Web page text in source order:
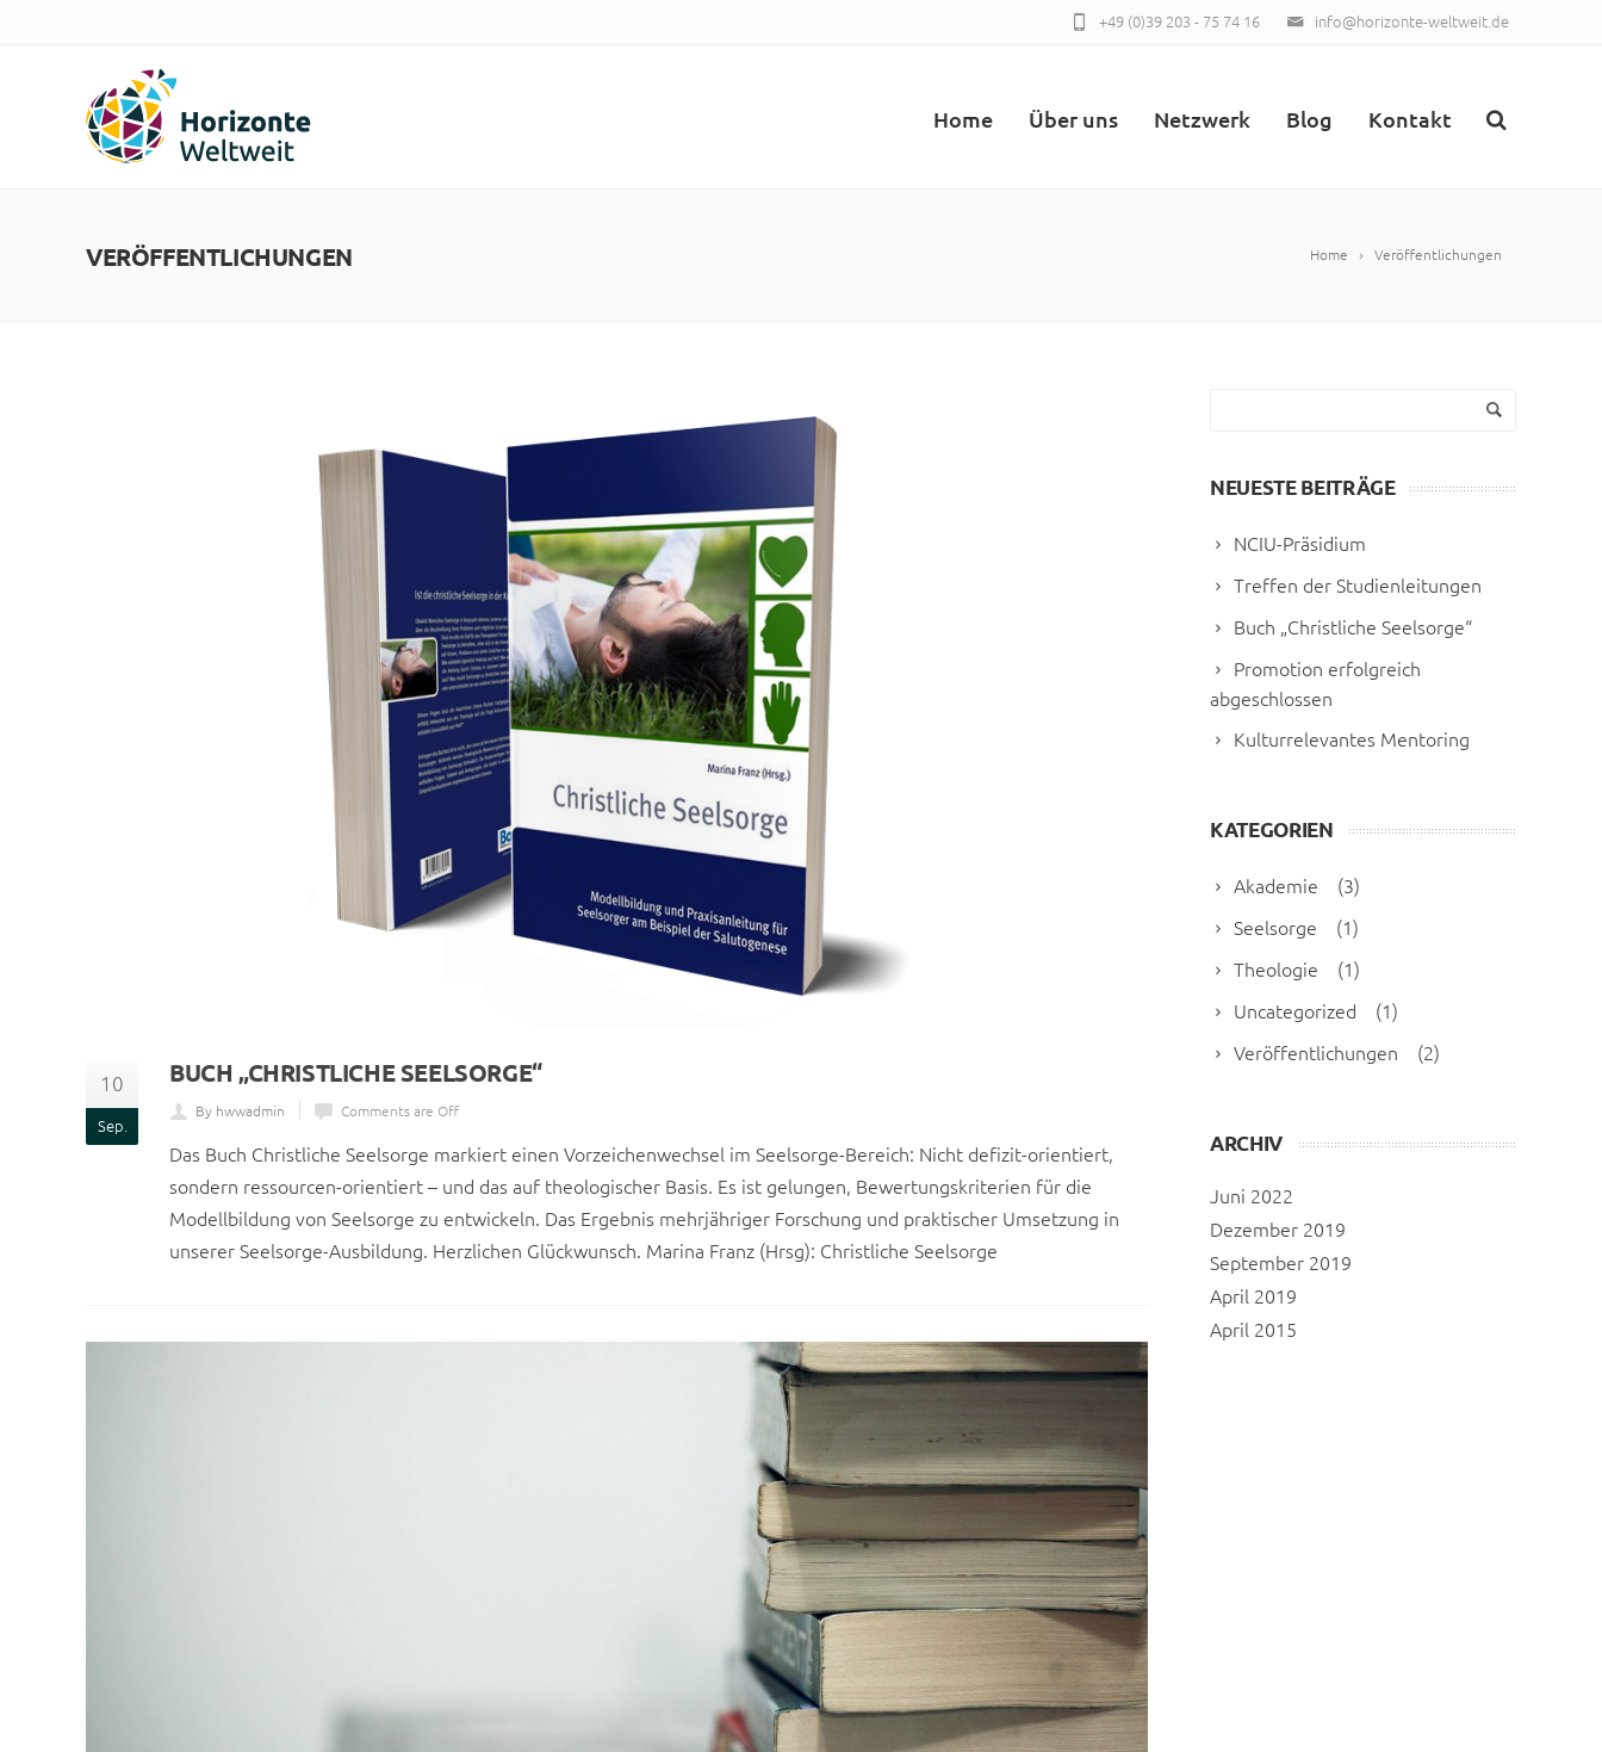
info@horizonte-weltweit.de
+49 (0)39 203 - 75 74 16
Home Über uns Netzwerk Blog Kontakt
Home Veröffentlichungen
VERÖFFENTLICHUNGEN
10
Sep.
BUCH „CHRISTLICHE SEELSORGE“
By hwwadmin Comments are Off
Das Buch Christliche Seelsorge markiert einen Vorzeichenwechsel im Seelsorge-Bereich: Nicht defizit-orientiert,
sondern ressourcen-orientiert – und das auf theologischer Basis. Es ist gelungen, Bewertungskriterien für die
Modellbildung von Seelsorge zu entwickeln. Das Ergebnis mehrjähriger Forschung und praktischer Umsetzung in
unserer Seelsorge-Ausbildung. Herzlichen Glückwunsch. Marina Franz (Hrsg): Christliche Seelsorge
NEUESTE BEITRÄGE
NCIU-Präsidium
Treffen der Studienleitungen
Buch „Christliche Seelsorge“
Promotion erfolgreich
abgeschlossen
Kulturrelevantes Mentoring
KATEGORIEN
Akademie
(3)
Seelsorge
(1)
Theologie
(1)
Uncategorized
(1)
Veröffentlichungen
(2)
ARCHIV
Juni 2022
Dezember 2019
September 2019
April 2019
April 2015